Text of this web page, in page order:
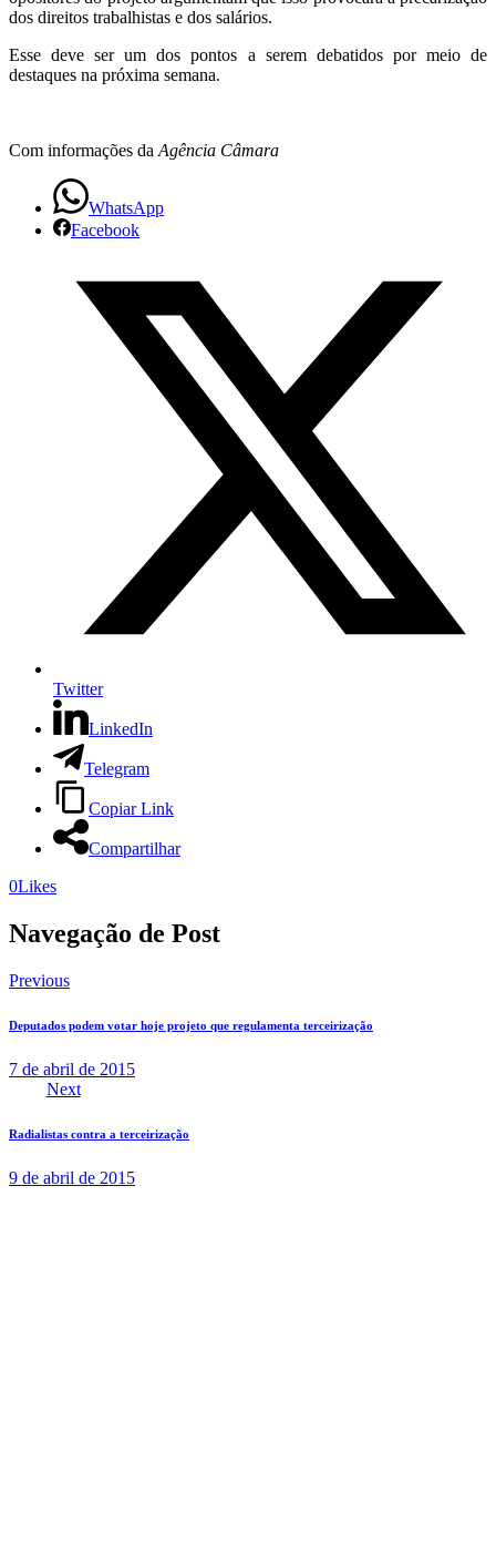
dos direitos trabalhistas e dos salários.
Esse deve ser um dos pontos a serem debatidos por meio de
destaques na próxima semana.
Com informações da Agência Câmara
WhatsApp
Facebook
Twitter
LinkedIn
Telegram
Copiar Link
Compartilhar
0Likes
Navegação de Post
Previous
Deputados podem votar hoje projeto que regulamenta terceirização
7 de abril de 2015
Next
Radialistas contra a terceirização
9 de abril de 2015